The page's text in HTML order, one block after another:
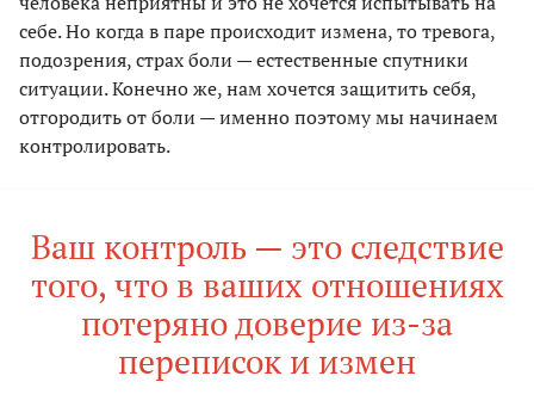
себе. Но когда в паре происходит измена, то тревога,
подозрения, страх боли — естественные спутники
ситуации. Конечно же, нам хочется защитить себя,
отгородить от боли — именно поэтому мы начинаем
контролировать.
Ваш контроль — это следствие
того, что в ваших отношениях
потеряно доверие из-за
переписок и измен